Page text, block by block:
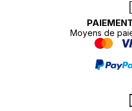
Moyens de